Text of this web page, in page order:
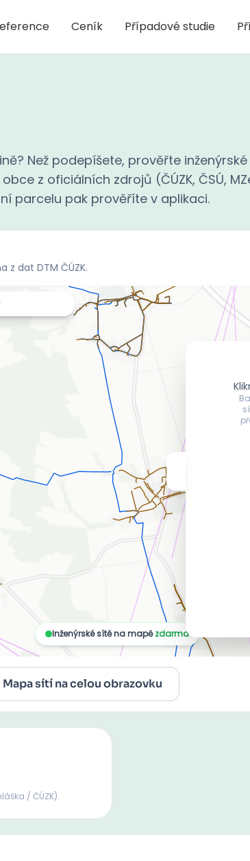
Ceník Případové studie
Než podepíšete, prověřte
z oficiálních zdrojů (ČÚZK, ČSÚ,
parcelu pak prověříte v aplikaci.
z dat DTM ČÚZK.
Mapa sítí na celou obrazovku
/ ČÚZK).